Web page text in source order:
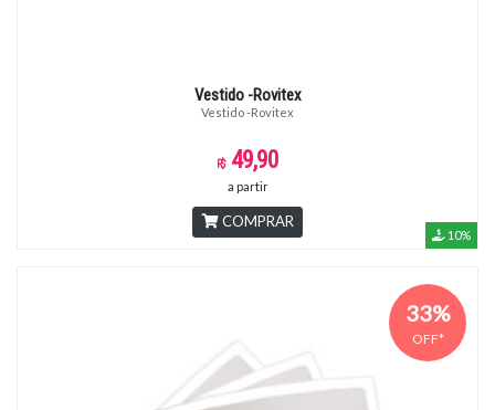
Vestido -Rovitex
Vestido -Rovitex
49,90
a partir
COMPRAR
10%
33%
OFF*